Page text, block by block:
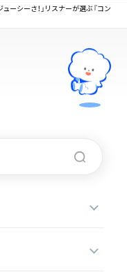
ーシーさ！」リスナーが選ぶ『コン